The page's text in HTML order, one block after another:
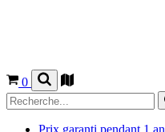
0
Prix garanti pendant 1 an